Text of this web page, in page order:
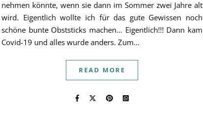
nehmen könnte, wenn sie dann im Sommer zwei Jahre alt
wird. Eigentlich wollte ich für das gute Gewissen noch
schöne bunte Obststicks machen… Eigentlich!!! Dann kam
Covid-19 und alles wurde anders. Zum…
READ MORE